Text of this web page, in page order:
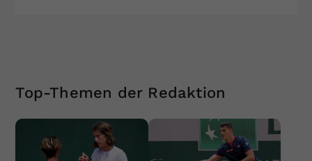
Top-Themen der Redaktion